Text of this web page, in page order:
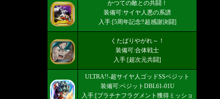
かつての敵との共闘！
装備可:サイヤ人悪の系譜
入手:[5周年記念‼超感謝決闘]
くたばりやがれ～！
装備可:合体戦士
入手:[超次元共闘]
ULTRA!!-超サイヤ人ゴッドSSベジット
装備可:ベジットDBL61-01U
入手:[プラチナフラグメント獲得ミッショ